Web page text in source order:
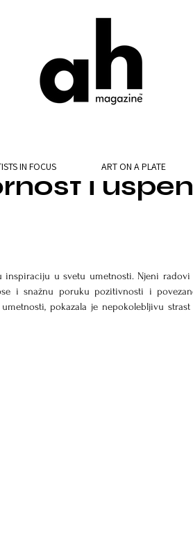
i
inspiraciju u svetu umetnosti. Njeni
i snažnu poruku pozitivnosti i
pokazala je nepokolebljivu
IN FOCUS ART ON A PLATE